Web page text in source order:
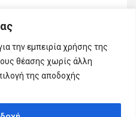
την εμπειρία χρήσης της
θέασης χωρίς άλλη
της αποδοχής
του δημοτικού